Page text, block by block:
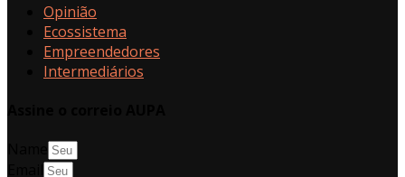
Opinião
Ecossistema
Empreendedores
Intermediários